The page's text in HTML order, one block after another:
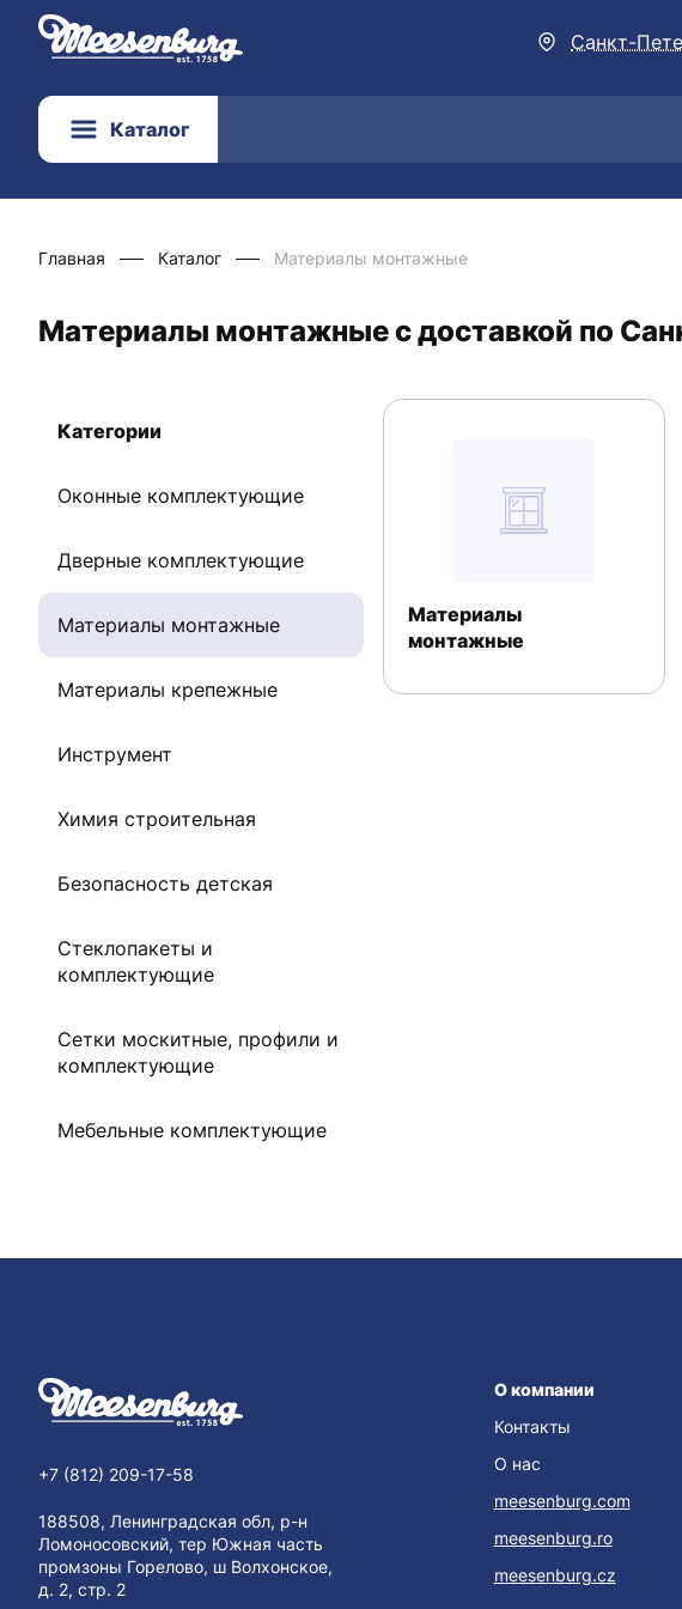
Санкт-
Каталог
Главная Каталог Материалы монтажные
Материалы монтажные с доставкой по
Категории
Оконные комплектующие
Дверные комплектующие
Материалы монтажные
Материалы крепежные
Инструмент
Химия строительная
Безопасность детская
Стеклопакеты и
комплектующие
Сетки москитные, профили и
комплектующие
Мебельные комплектующие
Материалы
монтажные
+7 (812) 209-17-58
188508, Ленинградская обл, р-н
Ломоносовский, тер Южная часть
промзоны Горелово, ш Волхонское,
д. 2, стр. 2
О компании
Контакты
О нас
meesenburg.com
meesenburg.ro
meesenburg.cz